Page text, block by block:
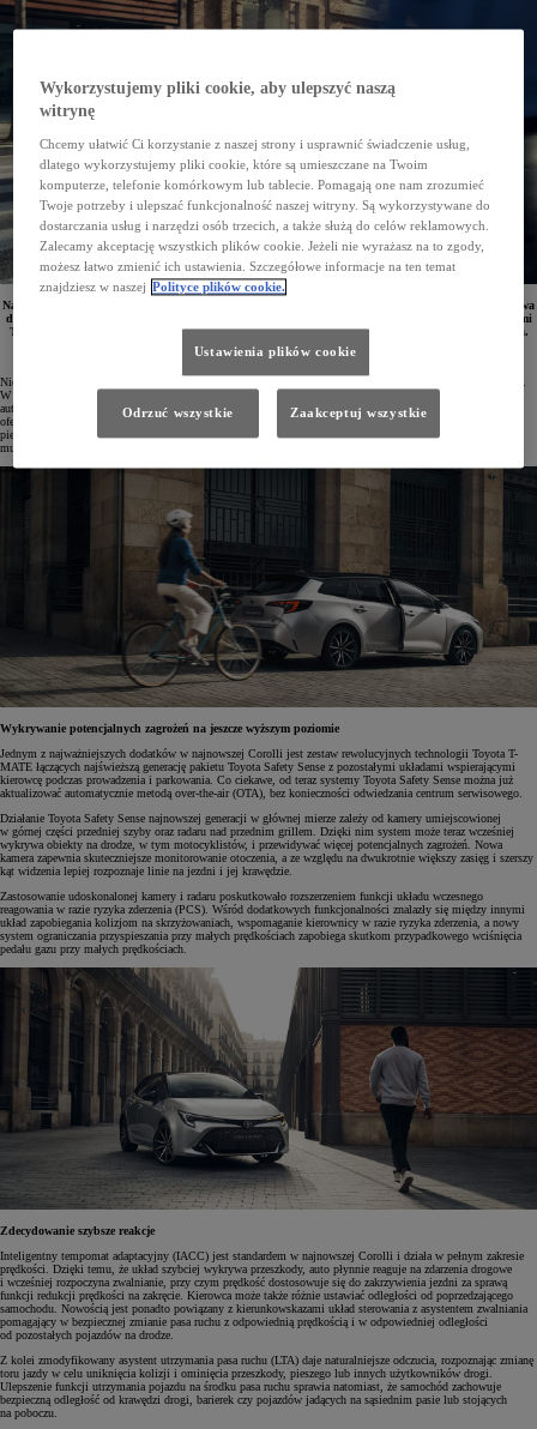
Najnowsza wersja Toyoty Corolli z roku 2023 jest dostępna z jeszcze wyższym poziomem bezpieczeństwa
dzięki wyposażeniu jej w najnowszej generacji systemy Toyota Safety Sense wzbogacone technologiami
Toyota T-MATE oraz innymi układami wspierającymi kierowcę podczas prowadzenia i parkowania.
Nieprzerwanie od dwóch lat najpopularniejszym samochodem osobowym w Polsce pozostaje Toyota Corolla.
W ciągu pierwszych ośmiu miesięcy 2023 roku na drogach pojawiło się prawie 16 tysięcy egzemplarzy tego
auta. Udoskonalona Corolla po faceliftingu została wyposażona w piątą generację technologii hybrydowej,
oferując dynamiczniejsze i efektywniejsze zelektryfikowane silniki o pojemnościach 1,8 oraz 2 litry. Po raz
pierwszy w historii modelu pojawił się także 12,3" wirtualny kokpit, a ponadto auto zyskało nowy system
multimedialny oraz atrakcyjne modyfikacje stylistyczne.
Wykrywanie potencjalnych zagrożeń na jeszcze wyższym poziomie
Jednym z najważniejszych dodatków w najnowszej Corolli jest zestaw rewolucyjnych technologii Toyota T-
MATE łączących najświeższą generację pakietu Toyota Safety Sense z pozostałymi układami wspierającymi
kierowcę podczas prowadzenia i parkowania. Co ciekawe, od teraz systemy Toyota Safety Sense można już
aktualizować automatycznie metodą over-the-air (OTA), bez konieczności odwiedzania centrum serwisowego.
Działanie Toyota Safety Sense najnowszej generacji w głównej mierze zależy od kamery umiejscowionej
w górnej części przedniej szyby oraz radaru nad przednim grillem. Dzięki nim system może teraz wcześniej
wykrywa obiekty na drodze, w tym motocyklistów, i przewidywać więcej potencjalnych zagrożeń. Nowa
kamera zapewnia skuteczniejsze monitorowanie otoczenia, a ze względu na dwukrotnie większy zasięg i szerszy
kąt widzenia lepiej rozpoznaje linie na jezdni i jej krawędzie.
Zastosowanie udoskonalonej kamery i radaru poskutkowało rozszerzeniem funkcji układu wczesnego
reagowania w razie ryzyka zderzenia (PCS). Wśród dodatkowych funkcjonalności znalazły się między innymi
układ zapobiegania kolizjom na skrzyżowaniach, wspomaganie kierownicy w razie ryzyka zderzenia, a nowy
system ograniczania przyspieszania przy małych prędkościach zapobiega skutkom przypadkowego wciśnięcia
pedału gazu przy małych prędkościach.
Zdecydowanie szybsze reakcje
Inteligentny tempomat adaptacyjny (IACC) jest standardem w najnowszej Corolli i działa w pełnym zakresie
prędkości. Dzięki temu, że układ szybciej wykrywa przeszkody, auto płynnie reaguje na zdarzenia drogowe
i wcześniej rozpoczyna zwalnianie, przy czym prędkość dostosowuje się do zakrzywienia jezdni za sprawą
funkcji redukcji prędkości na zakręcie. Kierowca może także różnie ustawiać odległości od poprzedzającego
samochodu. Nowością jest ponadto powiązany z kierunkowskazami układ sterowania z asystentem zwalniania
pomagający w bezpiecznej zmianie pasa ruchu z odpowiednią prędkością i w odpowiedniej odległości
od pozostałych pojazdów na drodze.
Z kolei zmodyfikowany asystent utrzymania pasa ruchu (LTA) daje naturalniejsze odczucia, rozpoznając zmianę
toru jazdy w celu uniknięcia kolizji i ominięcia przeszkody, pieszego lub innych użytkowników drogi.
Ulepszenie funkcji utrzymania pojazdu na środku pasa ruchu sprawia natomiast, że samochód zachowuje
bezpieczną odległość od krawędzi drogi, barierek czy pojazdów jadących na sąsiednim pasie lub stojących
na poboczu.
Wykorzystujemy pliki cookie, aby ulepszyć naszą
witrynę
Chcemy ułatwić Ci korzystanie z naszej strony i usprawnić świadczenie usług,
dlatego wykorzystujemy pliki cookie, które są umieszczane na Twoim
komputerze, telefonie komórkowym lub tablecie. Pomagają one nam zrozumieć
Twoje potrzeby i ulepszać funkcjonalność naszej witryny. Są wykorzystywane do
dostarczania usług i narzędzi osób trzecich, a także służą do celów reklamowych.
Zalecamy akceptację wszystkich plików cookie. Jeżeli nie wyrażasz na to zgody,
możesz łatwo zmienić ich ustawienia. Szczegółowe informacje na ten temat
znajdziesz w naszej Polityce plików cookie.
Ustawienia plików cookie
Odrzuć wszystkie Zaakceptuj wszystkie